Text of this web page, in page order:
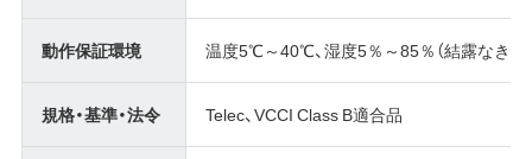
動作保証環境 温度5℃～40℃、湿度5％～85％（結露なきこ
規格・基準・法令 Telec、VCCI Class B適合品